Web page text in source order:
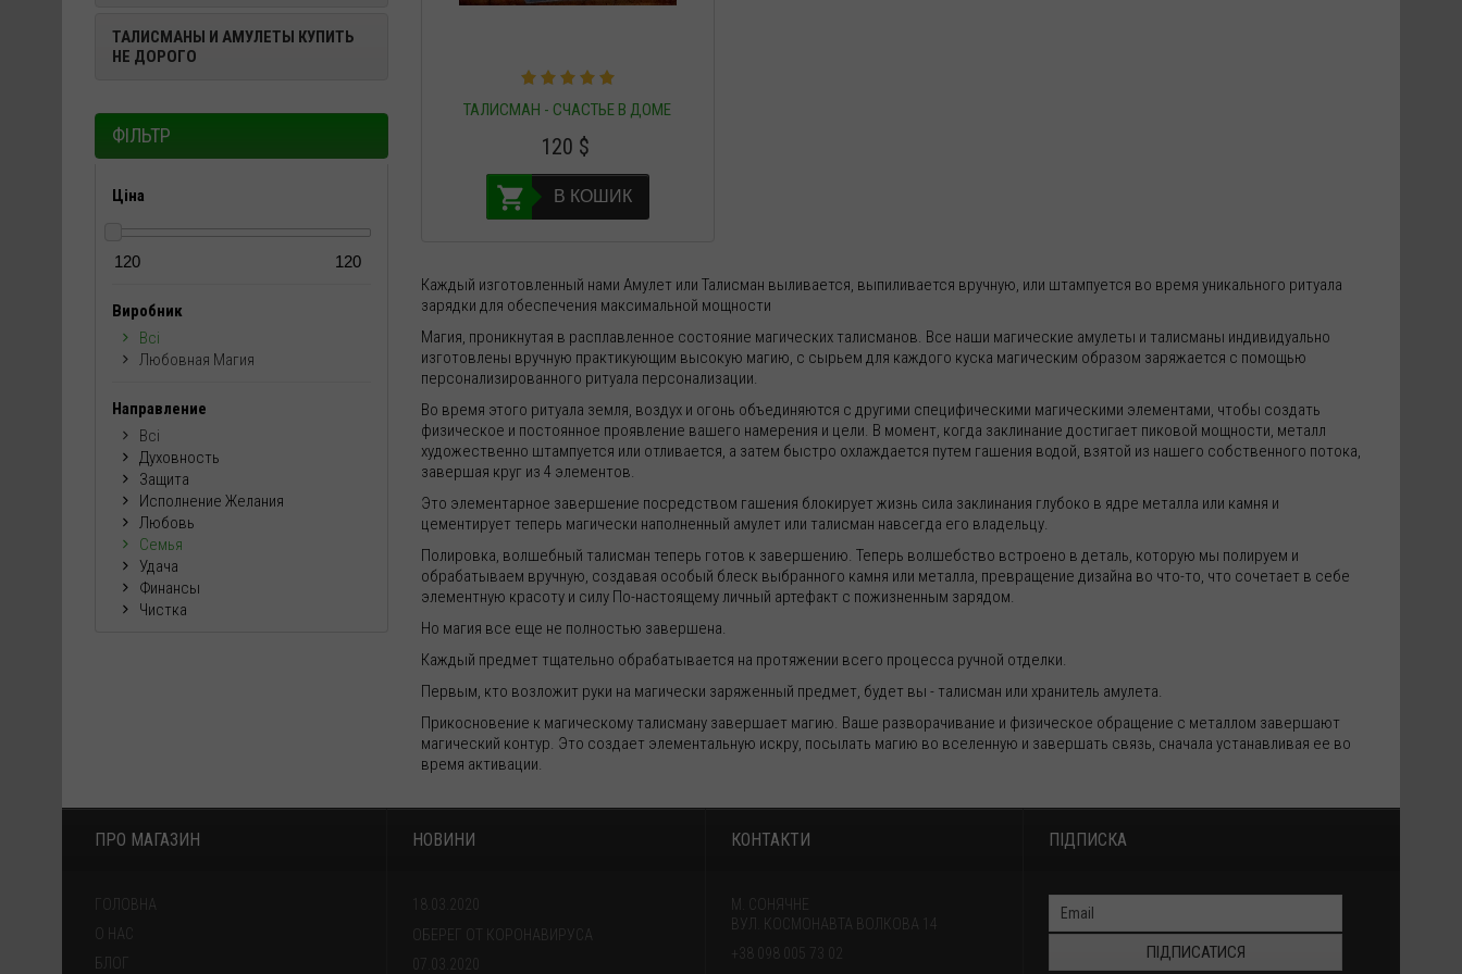
ТАЛИСМАНЫ И АМУЛЕТЫ КУПИТЬ
НЕ ДОРОГО
ФІЛЬТР
Ціна
Виробник
Всі
Любовная Магия
Направление
Всі
Духовность
Защита
Исполнение Желания
Любовь
Семья
Удача
Финансы
Чистка
ТАЛИСМАН - СЧАСТЬЕ В ДОМЕ
120 $
В КОШИК
Каждый изготовленный нами Амулет или Талисман выливается, выпиливается вручную, или штампуется во время уникального ритуала
зарядки для обеспечения максимальной мощности
Магия, проникнутая в расплавленное состояние магических талисманов. Все наши магические амулеты и талисманы индивидуально
изготовлены вручную практикующим высокую магию, с сырьем для каждого куска магическим образом заряжается с помощью
персонализированного ритуала персонализации.
Во время этого ритуала земля, воздух и огонь объединяются с другими специфическими магическими элементами, чтобы создать
физическое и постоянное проявление вашего намерения и цели. В момент, когда заклинание достигает пиковой мощности, металл
художественно штампуется или отливается, а затем быстро охлаждается путем гашения водой, взятой из нашего собственного потока,
завершая круг из 4 элементов.
Это элементарное завершение посредством гашения блокирует жизнь сила заклинания глубоко в ядре металла или камня и
цементирует теперь магически наполненный амулет или талисман навсегда его владельцу.
Полировка, волшебный талисман теперь готов к завершению. Теперь волшебство встроено в деталь, которую мы полируем и
обрабатываем вручную, создавая особый блеск выбранного камня или металла, превращение дизайна во что-то, что сочетает в себе
элементную красоту и силу По-настоящему личный артефакт с пожизненным зарядом.
Но магия все еще не полностью завершена.
Каждый предмет тщательно обрабатывается на протяжении всего процесса ручной отделки.
Первым, кто возложит руки на магически заряженный предмет, будет вы - талисман или хранитель амулета.
Прикосновение к магическому талисману завершает магию. Ваше разворачивание и физическое обращение с металлом завершают
магический контур. Это создает элементальную искру, посылать магию во вселенную и завершать связь, сначала устанавливая ее во
время активации.
ПРО МАГАЗИН
ГОЛОВНА
О НАС
НОВИНИ
18.03.2020
ОБЕРЕГ ОТ КОРОНАВИРУСА
07.03.2020
КОНТАКТИ
М. СОНЯЧНЕ
ВУЛ. КОСМОНАВТА ВОЛКОВА 14
+38 098 005 73 02
ПІДПИСКА
ПІДПИСАТИСЯ